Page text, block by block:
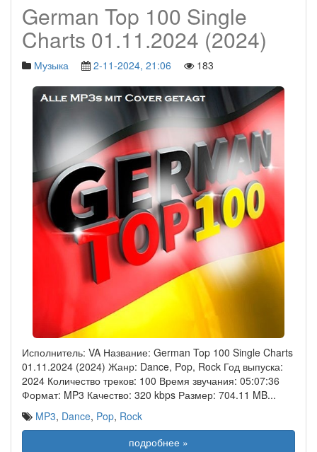
German Top 100 Single
Charts 01.11.2024 (2024)
Музыка 2-11-2024, 21:06 183
Исполнитель: VA Название: German Top 100 Single Charts
01.11.2024 (2024) Жанр: Dance, Pop, Rock Год выпуска:
2024 Количество треков: 100 Время звучания: 05:07:36
Формат: MP3 Качество: 320 kbps Размер: 704.11 MB...
MP3, Dance, Pop, Rock
подробнее »